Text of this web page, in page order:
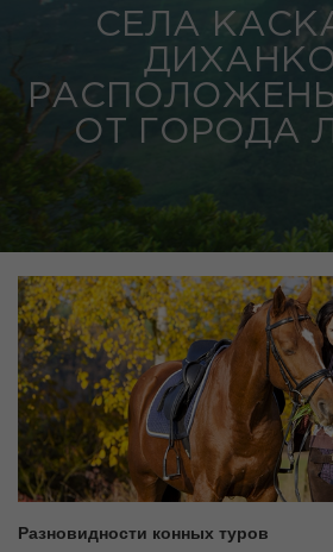
СЕЛА
ОТ ГОРОДА
Разновидности конных туров